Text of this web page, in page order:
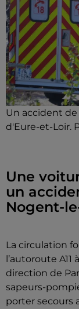
Un accident
d'Eure-et-Loir.
Une
un
Nogent-
La circulation
l’autoroute
direction de
sapeurs-
porter secours